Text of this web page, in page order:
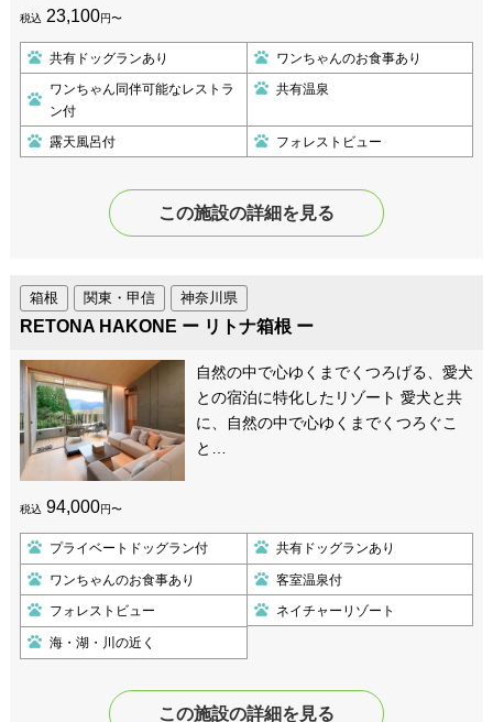
税込 23,100円〜
共有ドッグランあり ワンちゃんのお食事あり
ワンちゃん同伴可能なレストラ
ン付
共有温泉
露天風呂付 フォレストビュー
この施設の詳細を見る
関東・甲信 神奈川県
箱根
RETONA HAKONE ー リトナ箱根 ー
自然の中で心ゆくまでくつろげる、愛犬
との宿泊に特化したリゾート 愛犬と共
に、自然の中で心ゆくまでくつろぐこ
と…
税込 94,000円〜
プライベートドッグラン付 共有ドッグランあり
ワンちゃんのお食事あり 客室温泉付
フォレストビュー ネイチャーリゾート
海・湖・川の近く
この施設の詳細を見る